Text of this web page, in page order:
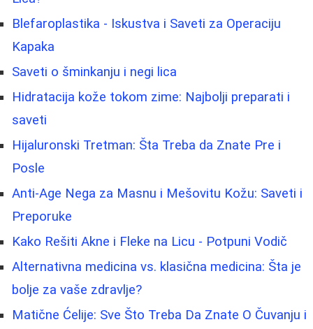
Blefaroplastika - Iskustva i Saveti za Operaciju
Kapaka
Saveti o šminkanju i negi lica
Hidratacija kože tokom zime: Najbolji preparati i
saveti
Hijaluronski Tretman: Šta Treba da Znate Pre i
Posle
Anti-Age Nega za Masnu i Mešovitu Kožu: Saveti i
Preporuke
Kako Rešiti Akne i Fleke na Licu - Potpuni Vodič
Alternativna medicina vs. klasična medicina: Šta je
bolje za vaše zdravlje?
Matične Ćelije: Sve Što Treba Da Znate O Čuvanju i